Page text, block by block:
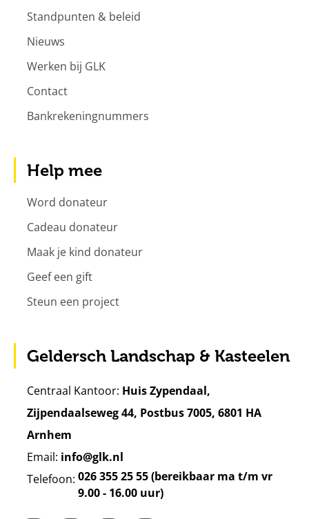
Standpunten & beleid
Nieuws
Werken bij GLK
Contact
Bankrekeningnummers
Help mee
Word donateur
Cadeau donateur
Maak je kind donateur
Geef een gift
Steun een project
Geldersch Landschap & Kasteelen
Centraal Kantoor: Huis Zypendaal,
Zijpendaalseweg 44, Postbus 7005, 6801 HA
Arnhem
Email: info@glk.nl
Telefoon: 026 355 25 55 (bereikbaar ma t/m vr
9.00 - 16.00 uur)